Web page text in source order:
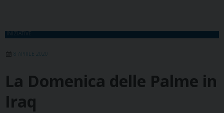
INIZIATIVE
8 APRILE 2020
La Domenica delle Palme in
Iraq